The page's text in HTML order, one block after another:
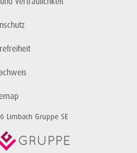
Limbach Gruppe SE